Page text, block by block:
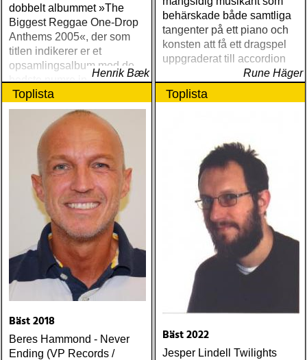
dobbelt albummet »The
Biggest Reggae One-Drop
Anthems 2005«, der som
titlen indikerer er et
opsamlingsalbum med de
bedste numre indenfor den
populære reggaestil kaldet
one-drop
Henrik Bæk
behärskade både samtliga
tangenter på ett piano och
konsten att få ett dragspel
uppgraderat till accordion
Rune Häger
Toplista
Bäst 2018
Beres Hammond - Never
Ending (VP Records /
Toplista
Bäst 2022
Jesper Lindell Twilights